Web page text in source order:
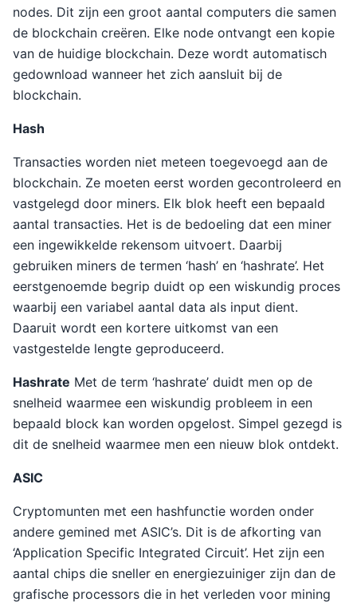
nodes. Dit zijn een groot aantal computers die samen
de blockchain creëren. Elke node ontvangt een kopie
van de huidige blockchain. Deze wordt automatisch
gedownload wanneer het zich aansluit bij de
blockchain.
Hash
Transacties worden niet meteen toegevoegd aan de
blockchain. Ze moeten eerst worden gecontroleerd en
vastgelegd door miners. Elk blok heeft een bepaald
aantal transacties. Het is de bedoeling dat een miner
een ingewikkelde rekensom uitvoert. Daarbij
gebruiken miners de termen ‘hash’ en ‘hashrate’. Het
eerstgenoemde begrip duidt op een wiskundig proces
waarbij een variabel aantal data als input dient.
Daaruit wordt een kortere uitkomst van een
vastgestelde lengte geproduceerd.
Hashrate Met de term ‘hashrate’ duidt men op de
snelheid waarmee een wiskundig probleem in een
bepaald block kan worden opgelost. Simpel gezegd is
dit de snelheid waarmee men een nieuw blok ontdekt.
ASIC
Cryptomunten met een hashfunctie worden onder
andere gemined met ASIC’s. Dit is de afkorting van
‘Application Specific Integrated Circuit’. Het zijn een
aantal chips die sneller en energiezuiniger zijn dan de
grafische processors die in het verleden voor mining